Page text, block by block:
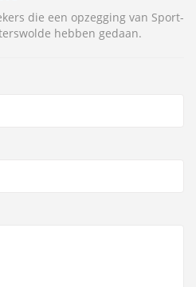
die een opzegging van Sport-
hebben gedaan.